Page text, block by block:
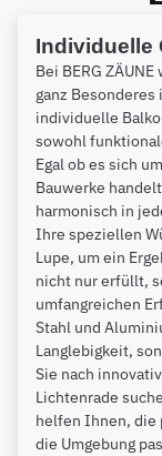
Individuelle
Bei BERG
ganz
individuelle
sowohl
Egal ob es sich
Bauwerke
harmonisch in
Ihre speziellen
Lupe, um ein
nicht nur erfüllt,
umfangreichen
Stahl und
Langlebigkeit,
Sie nach
Lichtenrade
helfen Ihnen, die
die Umgebung